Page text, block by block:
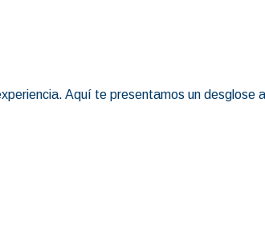
Aquí te presentamos un desglose